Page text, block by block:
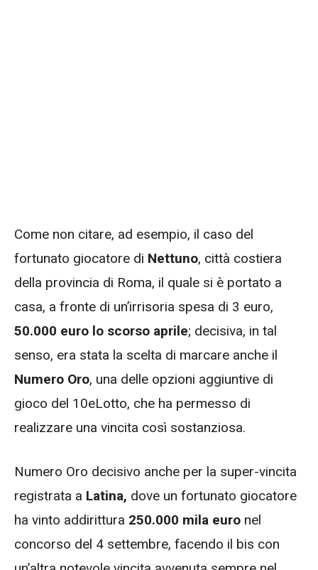
Come non citare, ad esempio, il caso del
fortunato giocatore di Nettuno, città costiera
della provincia di Roma, il quale si è portato a
casa, a fronte di un’irrisoria spesa di 3 euro,
50.000 euro lo scorso aprile; decisiva, in tal
senso, era stata la scelta di marcare anche il
Numero Oro, una delle opzioni aggiuntive di
gioco del 10eLotto, che ha permesso di
realizzare una vincita così sostanziosa.
Numero Oro decisivo anche per la super-vincita
registrata a Latina, dove un fortunato giocatore
ha vinto addirittura 250.000 mila euro nel
concorso del 4 settembre, facendo il bis con